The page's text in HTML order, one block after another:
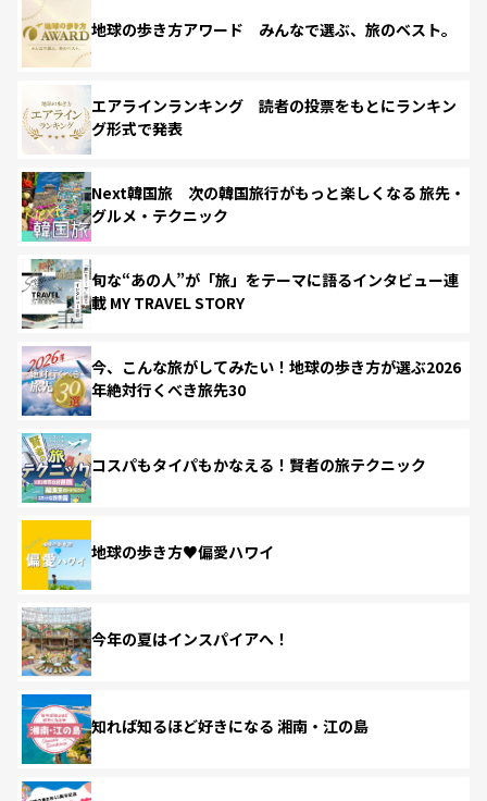
地球の歩き方アワード みんなで選ぶ、旅のベスト。
エアラインランキング 読者の投票をもとにランキン
グ形式で発表
Next韓国旅 次の韓国旅行がもっと楽しくなる 旅先・
グルメ・テクニック
旬な“あの人”が「旅」をテーマに語るインタビュー連
載 MY TRAVEL STORY
今、こんな旅がしてみたい！地球の歩き方が選ぶ2026
年絶対行くべき旅先30
コスパもタイパもかなえる！賢者の旅テクニック
地球の歩き方♥偏愛ハワイ
今年の夏はインスパイアへ！
知れば知るほど好きになる 湘南・江の島